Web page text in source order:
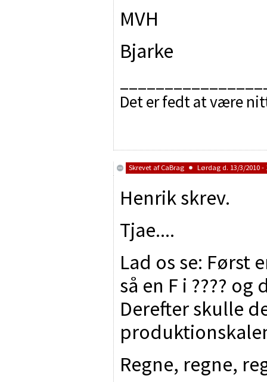
MVH
Bjarke
Det er fedt at være
Skrevet af CaBrag Lørdag d. 13/3/2010 -
Henrik skrev.
Tjae....
Lad os se: Først
så en F i ????
Derefter skulle
Regne, regne,